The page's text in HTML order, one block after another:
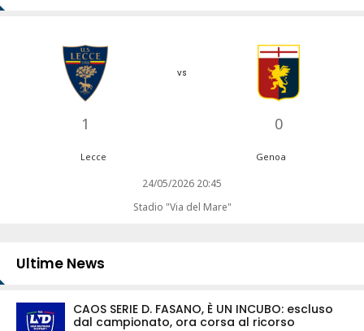
1
vs
0
Lecce Genoa
24/05/2026 20:45
Stadio "Via del Mare"
Ultime News
CAOS SERIE D. FASANO, È UN INCUBO: escluso
dal campionato, ora corsa al ricorso